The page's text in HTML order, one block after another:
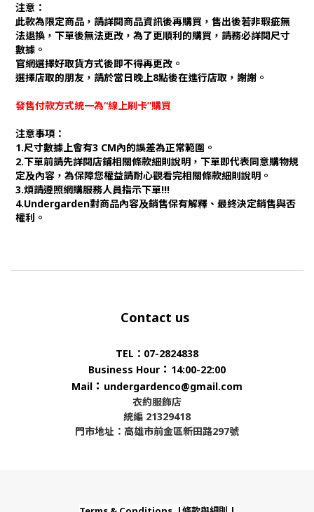
注意：
此款為限定商品，請詳閱商品資訊後再購買，售出後若非瑕疵無
法退換，下單後無法更改，為了更順利的購買，請務必詳閱尺寸
數據。
官網選擇好取貨方式後即不得再更改。
選擇店取的朋友，請於當日晚上8點後在進行店取，謝謝。
發售付款方式統一為“線上刷卡”購買
注意事項：
1.尺寸數據上會有3 CM內的誤差為正常範圍。
2.下單前請先詳閱店鋪相關條款細則說明，下單即代表同意購物規
定及內容，為保障您權益請耐心觀看完相關條款細則說明。
3.煩請遵照網購服務人員指示下單!!!
4.Undergarden對商品內容及銷售保有解釋、最終決定銷售與否
權利。
Contact us
TEL：07-2824838
Business Hour ： 14:00-22:00
Mail ： undergardenco@gmail.com
衣約服飾店
統編 21329418
門市地址：高雄市前金區新田路297號